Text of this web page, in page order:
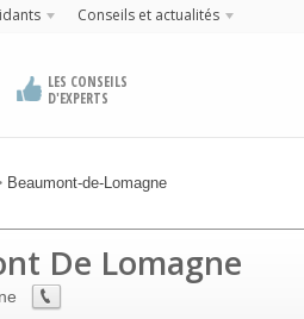
Conseils et actualités
LES CONSEILS
D'EXPERTS
Beaumont-de-Lomagne
De Lomagne